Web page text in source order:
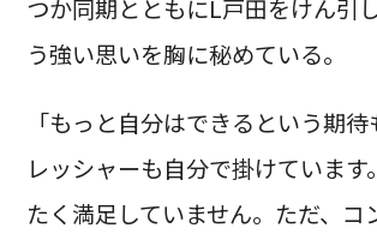
つか同期とともにL戸田をけん引
う強い思いを胸に秘めている。
「もっと自分はできるという期
レッシャーも自分で掛けています
たく満足していません。ただ、コ